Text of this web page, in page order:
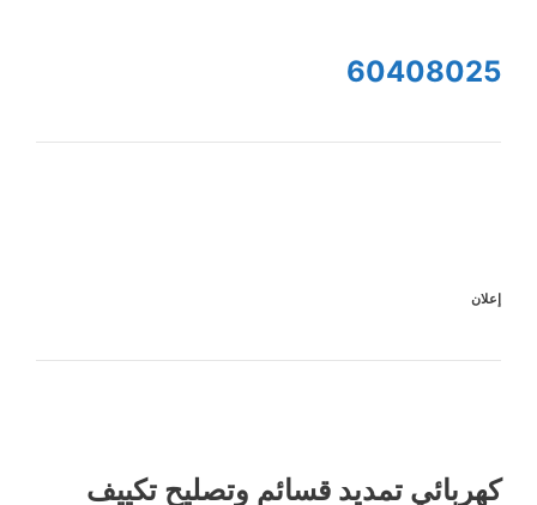
60408025
إعلان
كهربائي تمديد قسائم وتصليح تكييف